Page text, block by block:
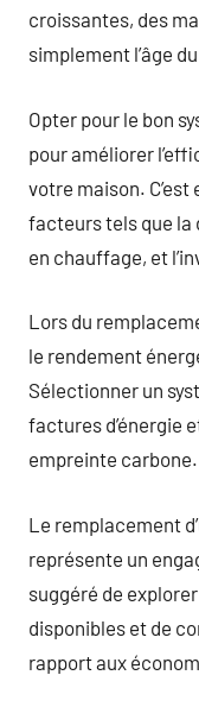
croissantes, des
simplement l’âge
Opter pour le bon
pour améliorer
votre maison.
facteurs tels que la
en chauffage, et
Lors du
le rendement
Sélectionner un
factures d’énergie
empreinte carbone.
Le remplacement
représente un
suggéré de
disponibles et de
rapport aux